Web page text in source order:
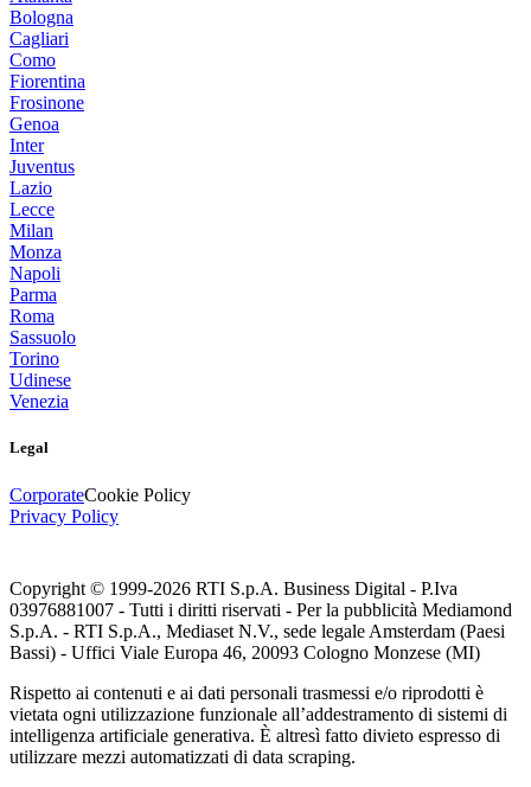
Bologna
Cagliari
Como
Fiorentina
Frosinone
Genoa
Inter
Juventus
Lazio
Lecce
Milan
Monza
Napoli
Parma
Roma
Sassuolo
Torino
Udinese
Venezia
Legal
CorporateCookie Policy
Privacy Policy
Copyright © 1999-2026 RTI S.p.A. Business Digital - P.Iva
03976881007 - Tutti i diritti riservati - Per la pubblicità Mediamond
S.p.A. - RTI S.p.A., Mediaset N.V., sede legale Amsterdam (Paesi
Bassi) - Uffici Viale Europa 46, 20093 Cologno Monzese (MI)
Rispetto ai contenuti e ai dati personali trasmessi e/o riprodotti è
vietata ogni utilizzazione funzionale all’addestramento di sistemi di
intelligenza artificiale generativa. È altresì fatto divieto espresso di
utilizzare mezzi automatizzati di data scraping.